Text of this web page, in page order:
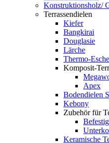
Konstruktionsholz/
Terrassendielen
Kiefer
Bangkirai
Douglasie
Lärche
Thermo-
Komposit-
Apex
Bodendielen
Kebony
Zubehör für
Keramische